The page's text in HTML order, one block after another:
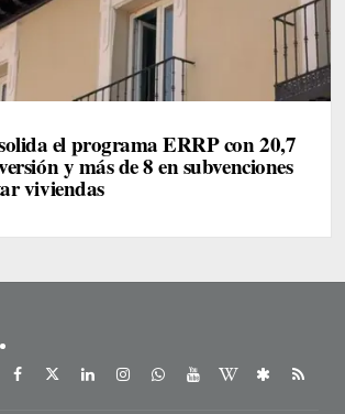
el programa ERRP con 20,7
y más de 8 en subvenciones
viviendas